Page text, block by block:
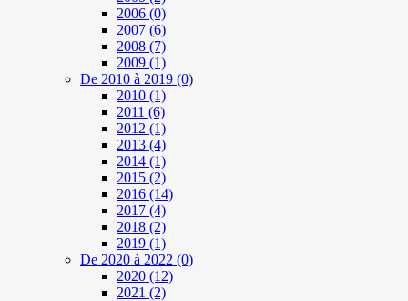
2006 (0)
2007 (6)
2008 (7)
2009 (1)
De 2010 à 2019 (0)
2010 (1)
2011 (6)
2012 (1)
2013 (4)
2014 (1)
2015 (2)
2016 (14)
2017 (4)
2018 (2)
2019 (1)
De 2020 à 2022 (0)
2020 (12)
2021 (2)